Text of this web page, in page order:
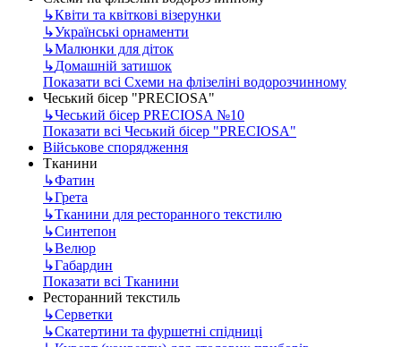
↳Квіти та квіткові візерунки
↳Українські орнаменти
↳Малюнки для діток
↳Домашній затишок
Показати всі Схеми на флізеліні водорозчинному
Чеський бісер "PRECIOSA"
↳Чеський бісер PRECIOSA №10
Показати всі Чеський бісер "PRECIOSA"
Військове спорядження
Тканини
↳Фатин
↳Грета
↳Тканини для ресторанного текстилю
↳Синтепон
↳Велюр
↳Габардин
Показати всі Тканини
Ресторанний текстиль
↳Серветки
↳Скатертини та фуршетні спідниці